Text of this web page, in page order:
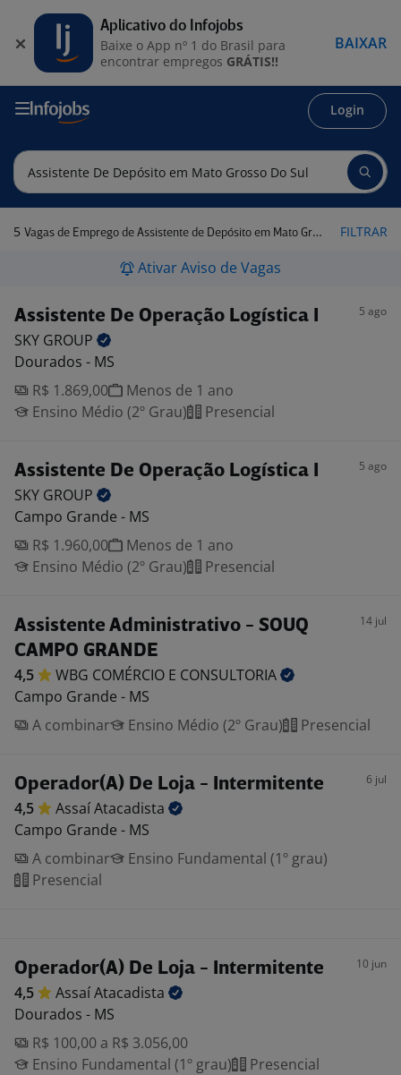
Login
5 Vagas de Emprego de Assistente de Depósito em Mato Grosso do Sul FILTRAR
Ativar Aviso de Vagas
Assistente De Operação Logística I 5 ago
SKY GROUP
Dourados - MS
R$ 1.869,00
Menos de 1 ano
Ensino Médio (2º Grau)
Presencial
Assistente De Operação Logística I 5 ago
SKY GROUP
Campo Grande - MS
R$ 1.960,00
Menos de 1 ano
Ensino Médio (2º Grau)
Presencial
Assistente Administrativo - SOUQ
CAMPO GRANDE
14 jul
4,5 WBG COMÉRCIO E CONSULTORIA
Campo Grande - MS
A combinar
Ensino Médio (2º Grau) Presencial
Operador(A) De Loja - Intermitente 6 jul
4,5 AssaíAtacadista
Campo Grande - MS
A combinar
Ensino Fundamental (1º grau)
Presencial
Operador(A) De Loja - Intermitente 10 jun
4,5 AssaíAtacadista
Dourados - MS
R$ 100,00 a R$ 3.056,00
Ensino Fundamental (1º grau)
Presencial
Aplicativo do Infojobs
Baixe o App nº 1 do Brasil para
encontrar empregos GRÁTIS!!
BAIXAR